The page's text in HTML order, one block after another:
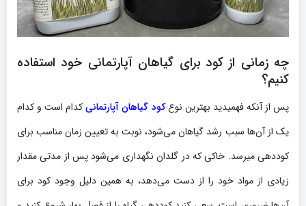
چه زمانی از کود برای گیاهان آپارتمانی خود استفاده
کنیم؟
پس از آنکه فهمیدید بهترین نوعکود گیاهان آپارتمانیکدام است و کدام
یک از آن‌ها سبب رشد گیاهان می‌شود، نوبت به تعیین زمان مناسب برای
کوددهی میرسد. خاکی که در گلدان نگهداری می‌شود پس از مدتی مقدار
زیادی از مواد خود را از دست می‌دهد، به همین دلیل وجود کود برای